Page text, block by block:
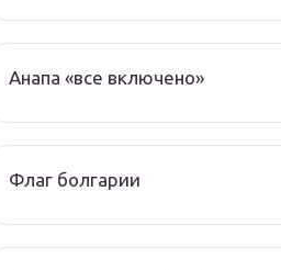
Анапа «все включено»
Флаг болгарии